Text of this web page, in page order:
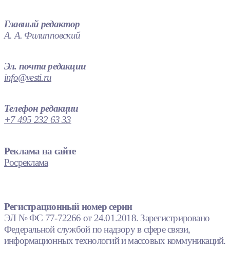
Главный редактор
А. А. Филипповский
Эл. почта редакции
info@vesti.ru
Телефон редакции
+7 495 232 63 33
Реклама на сайте
Росреклама
Регистрационный номер серии
ЭЛ № ФС 77-72266 от 24.01.2018. Зарегистрировано
Федеральной службой по надзору в сфере связи,
информационных технологий и массовых коммуникаций.